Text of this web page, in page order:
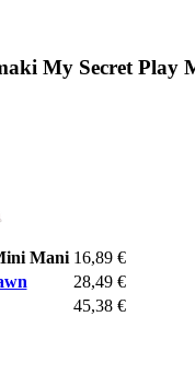
My Secret Play
Mani 16,89 €
28,49 €
45,38 €